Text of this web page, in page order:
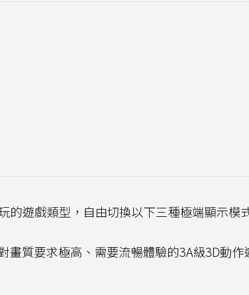
的遊戲類型，自由切換以下三種極端顯示模
畫質要求極高、需要流暢體驗的3A級3D動作